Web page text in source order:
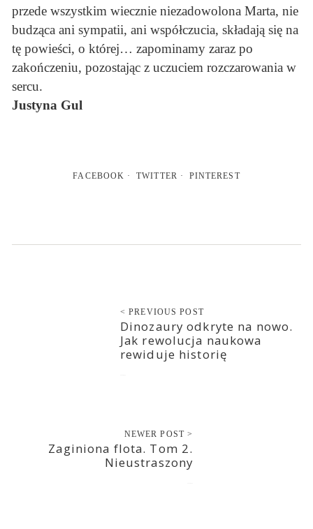
przede wszystkim wiecznie niezadowolona Marta, nie
budząca ani sympatii, ani współczucia, składają się na
tę powieści, o której… zapominamy zaraz po
zakończeniu, pozostając z uczuciem rozczarowania w
sercu.
Justyna Gul
FACEBOOK TWITTER PINTEREST
< PREVIOUS POST
Dinozaury odkryte na nowo.
Jak rewolucja naukowa
rewiduje historię
NEWER POST >
Zaginiona flota. Tom 2.
Nieustraszony